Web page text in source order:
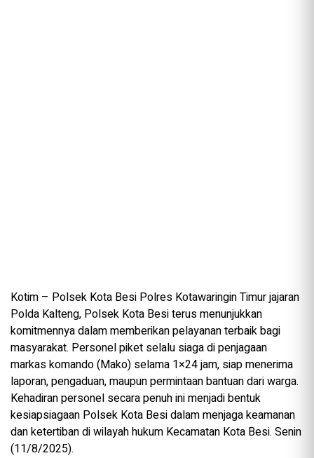
Kotim – Polsek Kota Besi Polres Kotawaringin Timur jajaran
Polda Kalteng, Polsek Kota Besi terus menunjukkan
komitmennya dalam memberikan pelayanan terbaik bagi
masyarakat. Personel piket selalu siaga di penjagaan
markas komando (Mako) selama 1×24 jam, siap menerima
laporan, pengaduan, maupun permintaan bantuan dari warga.
Kehadiran personel secara penuh ini menjadi bentuk
kesiapsiagaan Polsek Kota Besi dalam menjaga keamanan
dan ketertiban di wilayah hukum Kecamatan Kota Besi. Senin
(11/8/2025).